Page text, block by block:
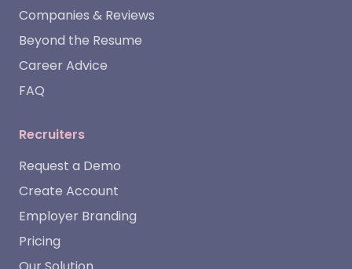
Companies & Reviews
Beyond the Resume
Career Advice
FAQ
Recruiters
Request a Demo
Create Account
Employer Branding
Pricing